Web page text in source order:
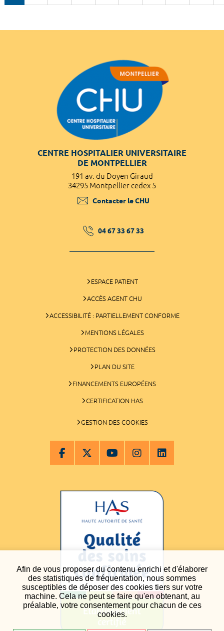
Afin de vous proposer du contenu enrichi et d'élaborer
des statistiques de fréquentation, nous sommes
susceptibles de déposer des cookies tiers sur votre
machine. Cela ne peut se faire qu'en obtenant, au
préalable, votre consentement pour chacun de ces
cookies.
CENTRE HOSPITALIER UNIVERSITAIRE
DE MONTPELLIER
191 av. du Doyen Giraud
34295 Montpellier cedex 5
Contacter le CHU
04 67 33 67 33
ESPACE PATIENT
ACCÈS AGENT CHU
ACCESSIBILITÉ : PARTIELLEMENT CONFORME
MENTIONS LÉGALES
PROTECTION DES DONNÉES
PLAN DU SITE
FINANCEMENTS EUROPÉENS
CERTIFICATION HAS
GESTION DES COOKIES